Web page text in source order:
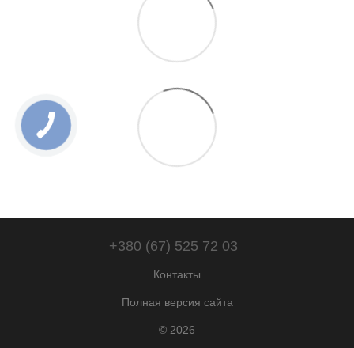
+380 (67) 525 72 03
Контакты
Полная версия сайта
© 2026